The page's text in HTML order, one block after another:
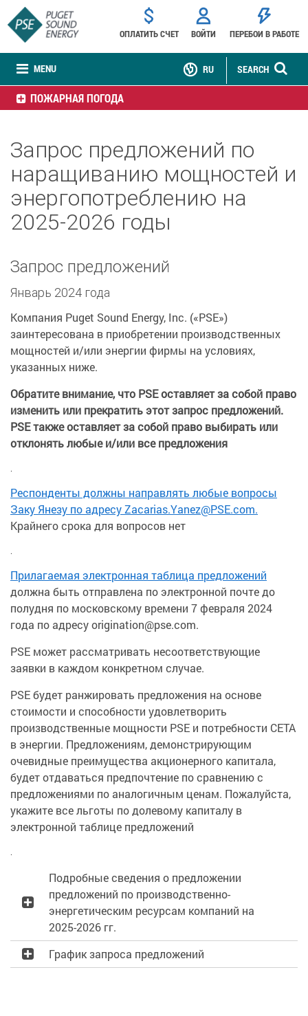
MENU
ОПЛАТИТЬ СЧЕТ ВОЙТИ ПЕРЕБОИ В РАБОТЕ
SEARCH
RU
ПОЖАРНАЯ ПОГОДА
Запрос предложений по
наращиванию мощностей и
энергопотреблению на
2025-2026 годы
Запрос предложений
Январь 2024 года
Компания Puget Sound Energy, Inc. («PSE»)
заинтересована в приобретении производственных
мощностей и/или энергии фирмы на условиях,
указанных ниже.
Обратите внимание, что PSE оставляет за собой право
изменить или прекратить этот запрос предложений.
PSE также оставляет за собой право выбирать или
отклонять любые и/или все предложения
.
Респонденты должны направлять любые вопросы
Заку Янезу по адресу Zacarias.Yanez@PSE.com.
Крайнего срока для вопросов нет
.
Прилагаемая электронная таблица предложений
должна быть отправлена по электронной почте до
полудня по московскому времени 7 февраля 2024
года по адресу origination@pse.com.
PSE может рассматривать несоответствующие
заявки в каждом конкретном случае.
PSE будет ранжировать предложения на основе
стоимости и способности удовлетворить
производственные мощности PSE и потребности CETA
в энергии. Предложениям, демонстрирующим
очевидные преимущества акционерного капитала,
будет отдаваться предпочтение по сравнению с
предложениями по аналогичным ценам. Пожалуйста,
укажите все льготы по долевому капиталу в
электронной таблице предложений
.
Подробные сведения о предложении
предложений по производственно-
энергетическим ресурсам компаний на
2025-2026 гг.
График запроса предложений